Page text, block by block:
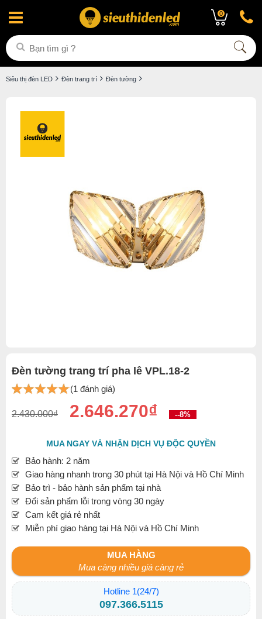
0
Siêu thị đèn LED Đèn trang trí Đèn tường
Đèn tường trang trí pha lê VPL.18-2
(1 đánh giá)
2.430.000₫ 2.646.270₫ --8%
MUA NGAY VÀ NHẬN DỊCH VỤ ĐỘC QUYỀN
Bảo hành: 2 năm
Giao hàng nhanh trong 30 phút tại Hà Nội và Hồ Chí Minh
Bảo trì - bảo hành sản phẩm tại nhà
Đổi sản phẩm lỗi trong vòng 30 ngày
Cam kết giá rẻ nhất
Miễn phí giao hàng tại Hà Nội và Hồ Chí Minh
MUA HÀNG
Mua càng nhiều giá càng rẻ
Hotline 1(24/7)
097.366.5115